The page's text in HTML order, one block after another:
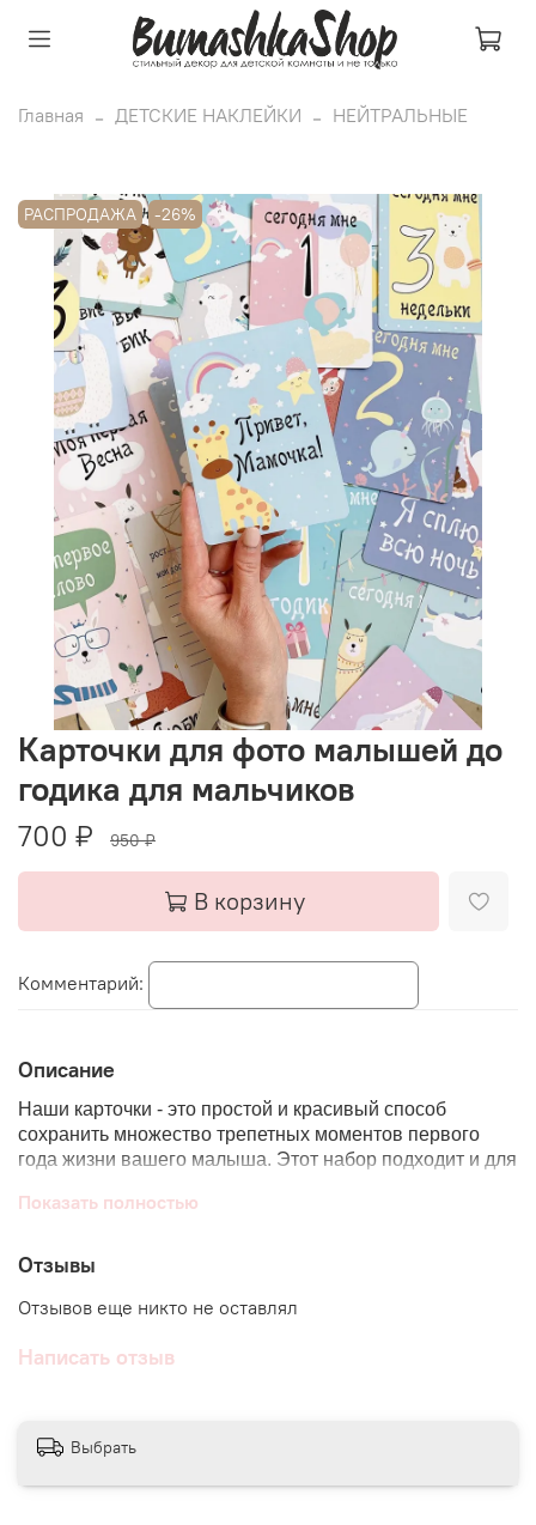
Главная ДЕТСКИЕ НАКЛЕЙКИ НЕЙТРАЛЬНЫЕ
РАСПРОДАЖА -26%
Карточки для фото малышей до
годика для мальчиков
700 ₽ 950 ₽
Комментарий:
В корзину
Описание
Наши карточки - это простой и красивый способ
сохранить множество трепетных моментов первого
года жизни вашего малыша. Этот набор подходит и для
числе с местом под записи. Материал карточек
абсолютно безопасен для малышей, уголки сгруглены.
Размер карточек - 14*10,5 см.
● При любом заказе мы дарим
Показать полностью
Отзывы
Отзывов еще никто не оставлял
Написать отзыв
Выбрать